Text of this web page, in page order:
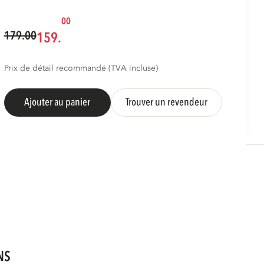
179.00159.
00
Prix de détail recommandé (TVA incluse)
Ajouter au panier Trouver un revendeur